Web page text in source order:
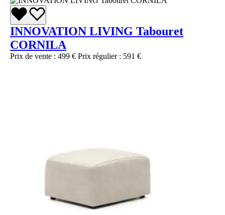
INNOVATION LIVING Tabouret
CORNILA
Prix de vente : 499 € Prix régulier : 591 €